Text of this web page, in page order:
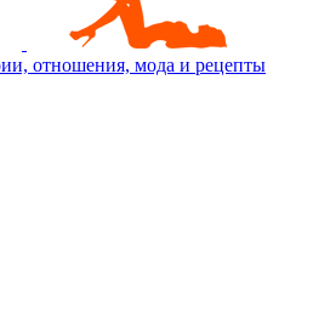
отношения, мода и рецепты